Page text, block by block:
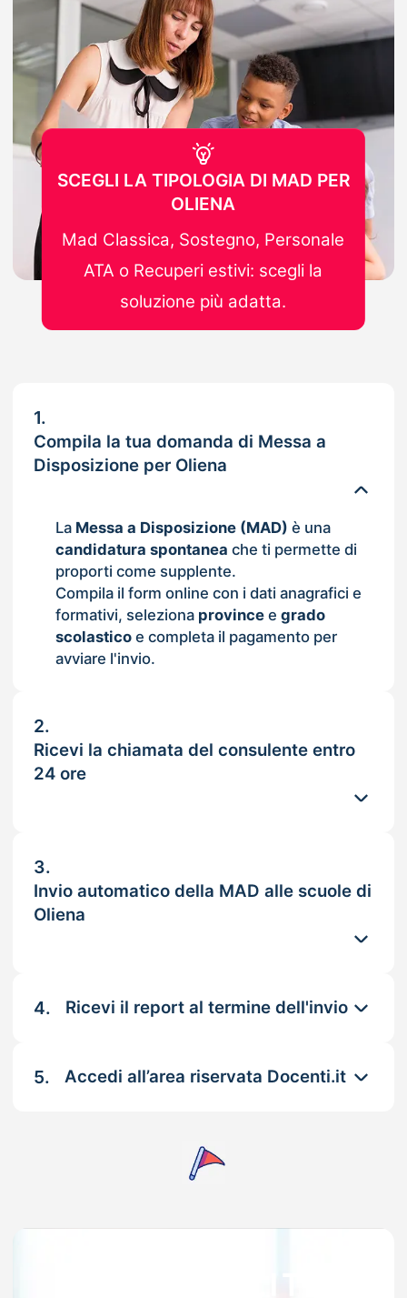
1.
Compila la tua domanda di Messa a
Disposizione per Oliena
La Messa a Disposizione (MAD) è una
candidatura spontanea che ti permette di
proporti come supplente.
Compila il form online con i dati anagrafici e
formativi, seleziona provincee grado
scolasticoe completa il pagamento per
avviare l'invio.
2.
Ricevi la chiamata del consulente entro
24 ore
3.
Invio automatico della MAD alle scuole di
Oliena
4. Ricevi il report al termine dell'invio
5. Accedi all’area riservata Docenti.it
SCEGLI LA TIPOLOGIA DI MAD PER
OLIENA
Mad Classica, Sostegno, Personale
ATA o Recuperi estivi: scegli la
soluzione più adatta.